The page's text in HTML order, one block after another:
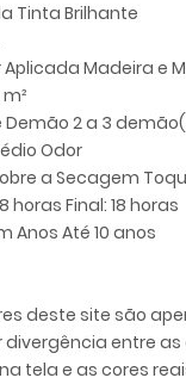
Tinta Brilhante
Aplicada Madeira e
2 a 3
Odor
a Secagem
horas Final: 18 horas
Anos Até 10 anos
deste site são
divergência entre as
tela e as cores